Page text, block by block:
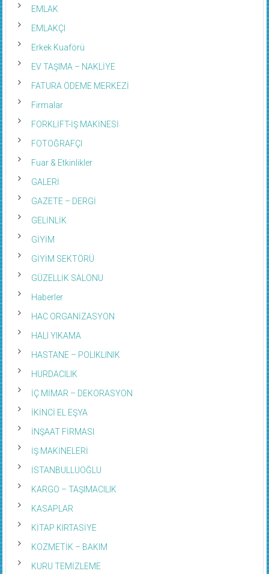
EMLAK
EMLAKÇI
Erkek Kuaförü
EV TAŞIMA – NAKLİYE
FATURA ÖDEME MERKEZİ
Firmalar
FORKLİFT-İŞ MAKİNESİ
FOTOĞRAFÇI
Fuar & Etkinlikler
GALERİ
GAZETE – DERGİ
GELİNLİK
GİYİM
GİYİM SEKTÖRÜ
GÜZELLİK SALONU
Haberler
HAC ORGANİZASYON
HALI YIKAMA
HASTANE – POLIKLINIK
HURDACILIK
İÇ MİMAR – DEKORASYON
İKİNCİ EL EŞYA
İNŞAAT FİRMASI
İŞ MAKİNELERİ
İSTANBULLUOĞLU
KARGO – TAŞIMACILIK
KASAPLAR
KİTAP KIRTASİYE
KOZMETİK – BAKIM
KURU TEMİZLEME